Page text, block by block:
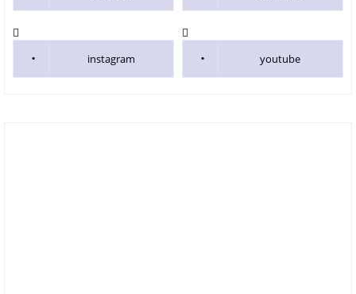
instagram youtube